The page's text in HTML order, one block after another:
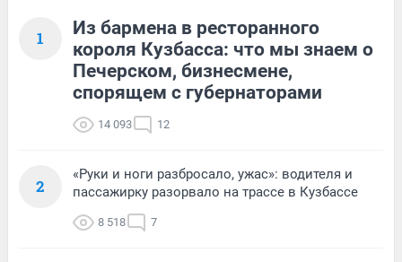
1
Из бармена в ресторанного
короля Кузбасса: что мы знаем о
Печерском, бизнесмене,
спорящем с губернаторами
14 093 12
2
«Руки и ноги разбросало, ужас»: водителя и
пассажирку разорвало на трассе в Кузбассе
8 518 7